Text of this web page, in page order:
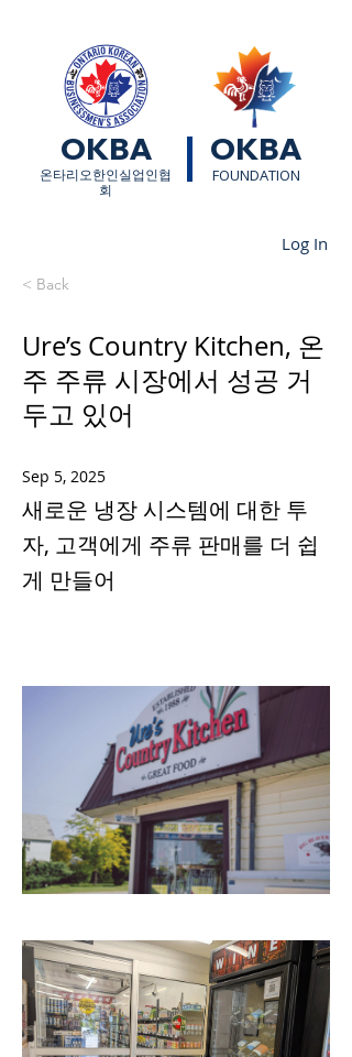
OKBA OKBA
​온타리오한인실업인협
회
FOUNDATION
Log In
< Back
Ure’s Country Kitchen, 온
주 주류 시장에서 성공 거
두고 있어
Sep 5, 2025
새로운 냉장 시스템에 대한 투
자, 고객에게 주류 판매를 더 쉽
게 만들어